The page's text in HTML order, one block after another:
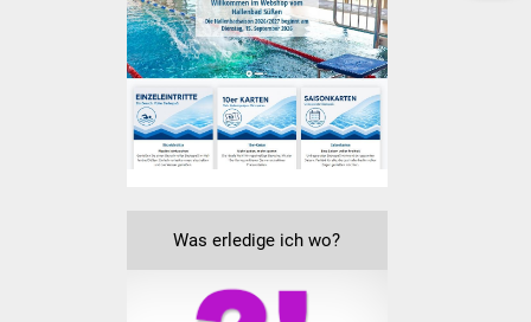
Tourismus
Erlebnisregion
Schwäbischer Albtrauf
Lebenslagen
Was erledige ich wo?